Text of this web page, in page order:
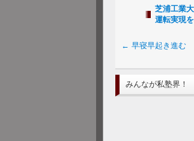
芝浦工業
運転実現
← 早寝早起き進む
みんなが私塾界！